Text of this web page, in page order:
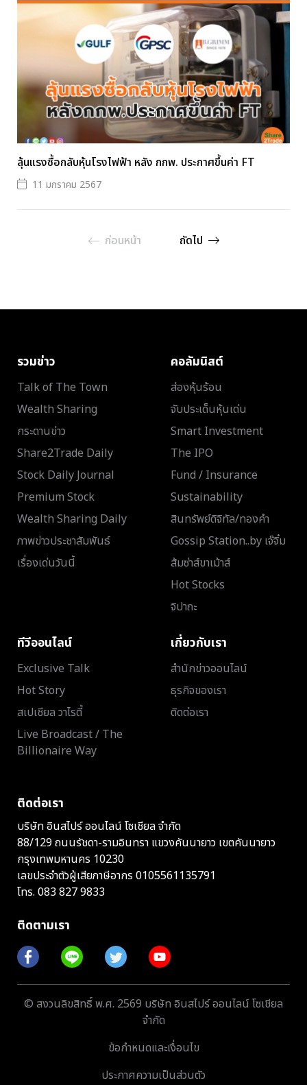
ลุ้นแรงซื้อกลับหุ้นโรงไฟฟ้า หลัง กกพ. ประกาศขึ้นค่า FT
11 มกราคม 2567
ก่อนหน้า ถัดไป
รวมข่าว
Talk of The Town
Wealth Sharing
กระดานข่าว
Share2Trade Daily
Stock Daily Journal
Premium Stock
Wealth Sharing Daily
ภาพข่าวประชาสัมพันธ์
เรื่องเด่นวันนี้
คอลัมนิสต์
ส่องหุ้นร้อน
จับประเด็นหุ้นเด่น
Smart Investment
The IPO
Fund / Insurance
Sustainability
สินทรัพย์ดิจิทัล/ทองคำ
Gossip Station..by เจ๊จิ๋ม
ส้มซ่าส์ขาเม้าส์
Hot Stocks
จิปาถะ
ทีวีออนไลน์
Exclusive Talk
Hot Story
สเปเชียล วาไรตี้
Live Broadcast / The
Billionaire Way
เกี่ยวกับเรา
สำนักข่าวออนไลน์
ธุรกิจของเรา
ติดต่อเรา
ติดต่อเรา
บริษัท อินสไปร์ ออนไลน์ โซเชียล จำกัด
88/129 ถนนรัชดา-รามอินทรา แขวงคันนายาว เขตคันนายาว
กรุงเทพมหานคร 10230
เลขประจำตัวผู้เสียภาษีอากร 0105561135791
โทร. 083 827 9833
ติดตามเรา
© สงวนลิขสิทธิ์ พ.ศ. 2569 บริษัท อินสไปร์ ออนไลน์ โซเชียล
จำกัด
ข้อกำหนดและเงื่อนไข
ประกาศความเป็นส่วนตัว